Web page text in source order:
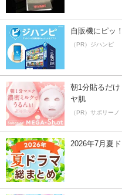
自販機にピッ
（PR）ジハンピ
朝1分貼るだ
ヤ肌
（PR）サボリーノ
2026年7月夏